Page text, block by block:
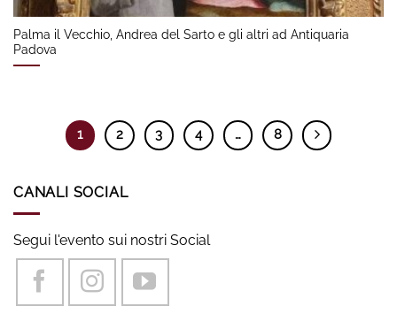
Palma il Vecchio, Andrea del Sarto e gli altri ad Antiquaria
Padova
1 2 3 4 … 8
CANALI SOCIAL
Segui l'evento sui nostri Social